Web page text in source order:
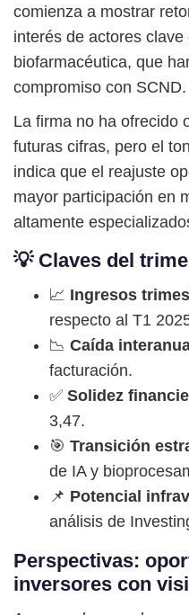
comienza a mostrar
interés de actores clave
biofarmacéutica, que
compromiso con SCND.
La firma no ha ofrecido
futuras cifras, pero el
indica que el reajuste
mayor participación en
altamente
💡 Claves del
📈 Ingresos
respecto al T1
📉 Caída
facturación.
✅ Solidez
3,47.
🎯 Transición
de IA y
📌 Potencial
análisis de
Perspectivas:
inversores con